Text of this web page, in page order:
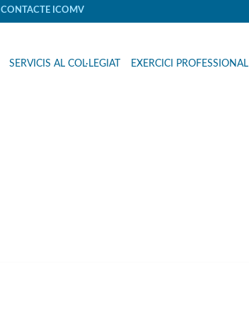
CONTACTE ICOMV
SERVICIS AL COL·LEGIAT EXERCICI PROFESSIONAL